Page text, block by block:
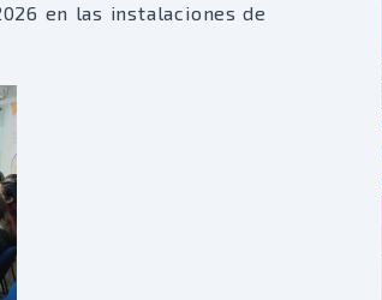
en las instalaciones de